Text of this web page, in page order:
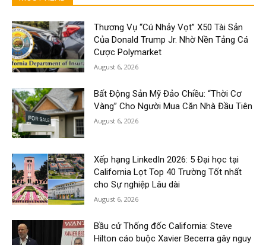
Thương Vụ “Cú Nhảy Vọt” X50 Tài Sản
Của Donald Trump Jr. Nhờ Nền Tảng Cá
Cược Polymarket
August 6, 2026
Bất Động Sản Mỹ Đảo Chiều: “Thời Cơ
Vàng” Cho Người Mua Căn Nhà Đầu Tiên
August 6, 2026
Xếp hạng LinkedIn 2026: 5 Đại học tại
California Lọt Top 40 Trường Tốt nhất
cho Sự nghiệp Lâu dài
August 6, 2026
Bầu cử Thống đốc California: Steve
Hilton cáo buộc Xavier Becerra gây nguy